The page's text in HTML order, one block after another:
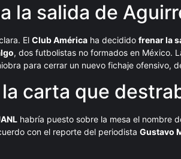
la salida de
El Club América ha decidido frenar la
, dos futbolistas no formados en México.
para cerrar un nuevo fichaje ofensivo,
carta que
habría puesto sobre la mesa el nombre
con el reporte del periodista Gustavo